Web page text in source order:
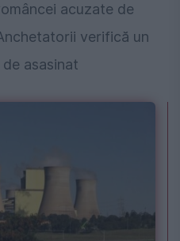
acuzate de
verifică un
asasinat